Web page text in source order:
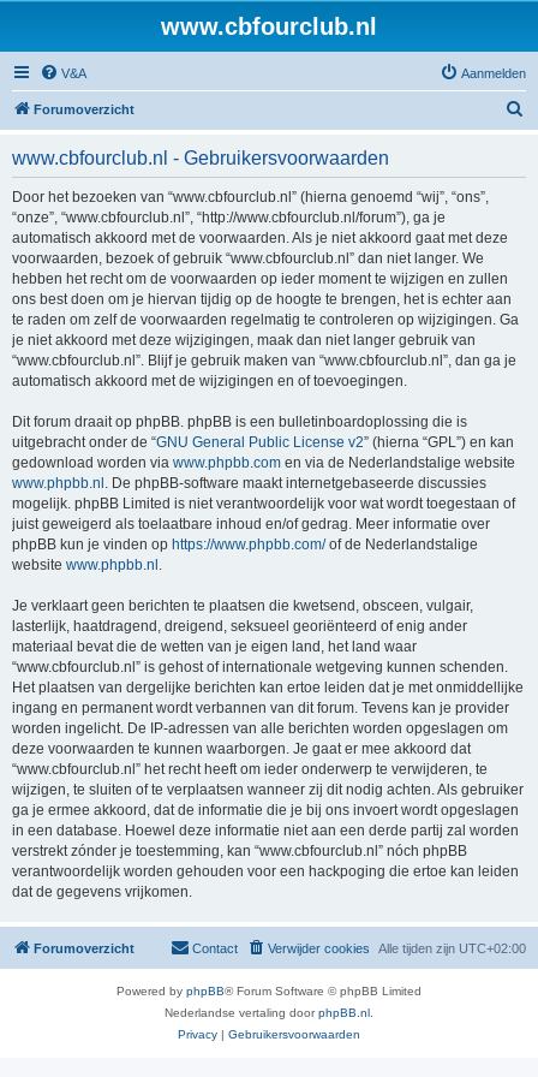
www.cbfourclub.nl
V&A Aanmelden
Forumoverzicht
www.cbfourclub.nl - Gebruikersvoorwaarden
Door het bezoeken van “www.cbfourclub.nl” (hierna genoemd “wij”, “ons”,
“onze”, “www.cbfourclub.nl”, “http://www.cbfourclub.nl/forum”), ga je
automatisch akkoord met de voorwaarden. Als je niet akkoord gaat met deze
voorwaarden, bezoek of gebruik “www.cbfourclub.nl” dan niet langer. We
hebben het recht om de voorwaarden op ieder moment te wijzigen en zullen
ons best doen om je hiervan tijdig op de hoogte te brengen, het is echter aan
te raden om zelf de voorwaarden regelmatig te controleren op wijzigingen. Ga
je niet akkoord met deze wijzigingen, maak dan niet langer gebruik van
“www.cbfourclub.nl”. Blijf je gebruik maken van “www.cbfourclub.nl”, dan ga je
automatisch akkoord met de wijzigingen en of toevoegingen.
Dit forum draait op phpBB. phpBB is een bulletinboardoplossing die is
uitgebracht onder de “GNU General Public License v2” (hierna “GPL”) en kan
gedownload worden via www.phpbb.com en via de Nederlandstalige website
www.phpbb.nl . De phpBB-software maakt internetgebaseerde discussies
mogelijk. phpBB Limited is niet verantwoordelijk voor wat wordt toegestaan of
juist geweigerd als toelaatbare inhoud en/of gedrag. Meer informatie over
phpBB kun je vinden op https://www.phpbb.com/of de Nederlandstalige
website www.phpbb.nl .
Je verklaart geen berichten te plaatsen die kwetsend, obsceen, vulgair,
lasterlijk, haatdragend, dreigend, seksueel georiënteerd of enig ander
materiaal bevat die de wetten van je eigen land, het land waar
“www.cbfourclub.nl” is gehost of internationale wetgeving kunnen schenden.
Het plaatsen van dergelijke berichten kan ertoe leiden dat je met onmiddellijke
ingang en permanent wordt verbannen van dit forum. Tevens kan je provider
worden ingelicht. De IP-adressen van alle berichten worden opgeslagen om
deze voorwaarden te kunnen waarborgen. Je gaat er mee akkoord dat
“www.cbfourclub.nl” het recht heeft om ieder onderwerp te verwijderen, te
wijzigen, te sluiten of te verplaatsen wanneer zij dit nodig achten. Als gebruiker
ga je ermee akkoord, dat de informatie die je bij ons invoert wordt opgeslagen
in een database. Hoewel deze informatie niet aan een derde partij zal worden
verstrekt zónder je toestemming, kan “www.cbfourclub.nl” nóch phpBB
verantwoordelijk worden gehouden voor een hackpoging die ertoe kan leiden
dat de gegevens vrijkomen.
Forumoverzicht Alle tijden zijn UTC+02:00
Verwijder cookies
Contact
Powered by phpBB® Forum Software © phpBB Limited
Nederlandse vertaling doorphpBB.nl
Privacy | Gebruikersvoorwaarden